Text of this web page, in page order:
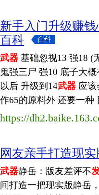
新手入门升级赚
百科
武器 基础忽视13 强18 (
鬼强三尸 强10 底子大
以后 升级到14武器 应该
作65的原料外 还要一种
https://
网友亲手打造现实
武器静岳：版友差评不
间打造一把现实版静岳